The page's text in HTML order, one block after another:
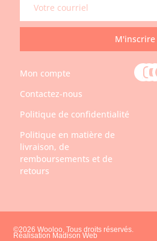
M'inscrire
Mon compte
Contactez-nous
Politique de confidentialité
Politique en matière de
livraison, de
remboursements et de
retours
©2026 Wooloo, Tous droits réservés.
Réalisation Madison Web